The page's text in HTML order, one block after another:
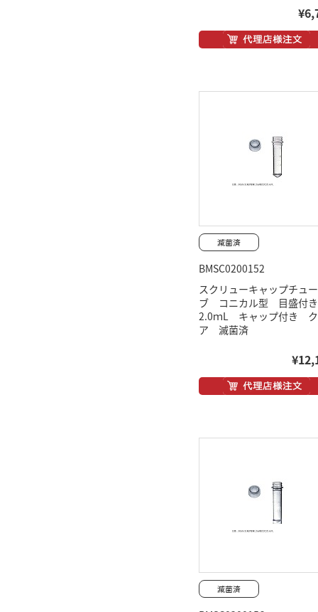
BMSC0200152
スクリューキャップチュー
ブ コニカル型 目盛
2.0ｍL キャップ付き
ア 滅菌済